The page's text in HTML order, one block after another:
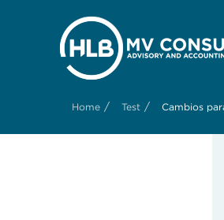
Home / Test / Cambios